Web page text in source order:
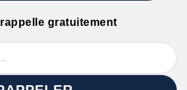
gratuitement